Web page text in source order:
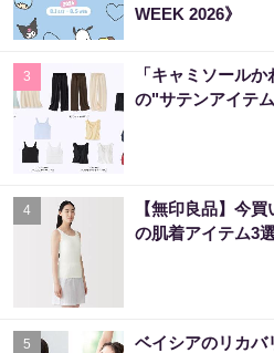
WEEK 2026》
3
「キャミソール
の"サテンアイテ
4
【無印良品】今
の肌着アイテム3選
5
ベイシアのリカバ